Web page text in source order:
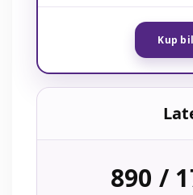
Kup
890 /